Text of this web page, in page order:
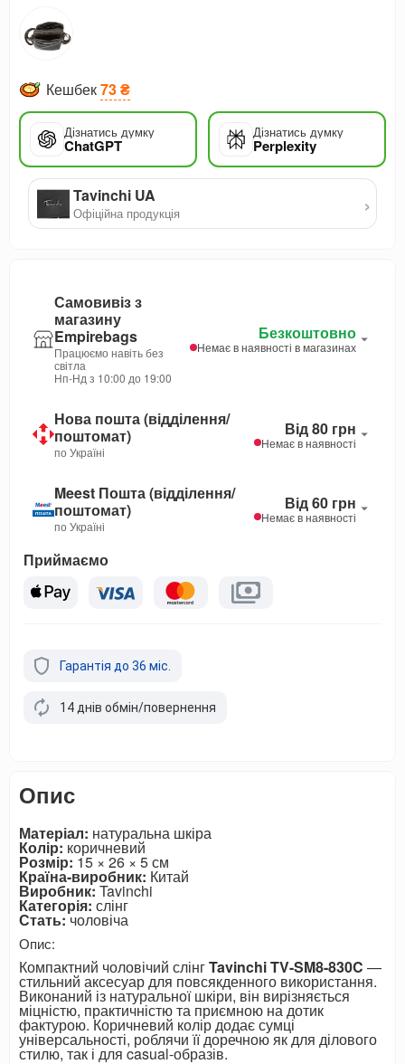
Кешбек73 ₴
Дізнатись думку
ChatGPT
Дізнатись думку
Perplexity
Tavinchi UA
Офіційна продукція ›
Самовивіз з
магазину
Empirebags
Працюємо навіть без
світла
Нп-Нд з 10:00 до 19:00
Безкоштовно
Немає в наявності в магазинах
Нова пошта (відділення/
поштомат)
по Україні
Від 80 грн
Немає в наявності
Meest Пошта (відділення/
поштомат)
по Україні
Від 60 грн
Немає в наявності
Приймаємо
Гарантія до 36 міс.
14 днів обмін/повернення
Опис
Матеріал: натуральна шкіра
Колір: коричневий
Розмір: 15 × 26 × 5 см
Країна-виробник: Китай
Виробник: Tavinchi
Категорія: слінг
Стать:чоловіча
Опис:
Компактний чоловічий слінгTavinchi TV-SM8-830C —
стильний аксесуар для повсякденного використання.
Виконаний із натуральної шкіри, він вирізняється
міцністю, практичністю та приємною на дотик
фактурою. Коричневий колір додає сумці
універсальності, роблячи її доречною як для ділового
стилю, так і для casual-образів.